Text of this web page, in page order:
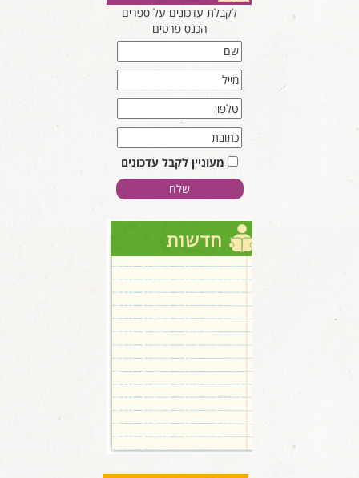
לקבלת עדכונים על ספרים
הכנס פרטים
מעוניין לקבל עדכונים